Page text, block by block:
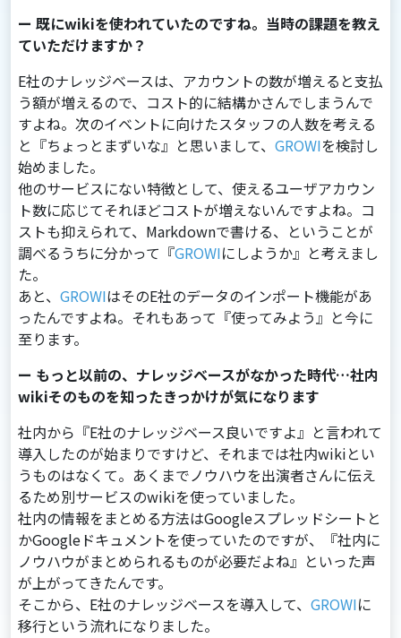
ー 既にwikiを使われていたのですね。当時の課題を教え
ていただけますか？
E社のナレッジベースは、アカウントの数が増えると⽀払
う額が増えるので、コスト的に結構かさんでしまうんで
すよね。次のイベントに向けたスタッフの⼈数を考える
と『ちょっとまずいな』と思いまして、 GROWIを検討し
始めました。
他のサービスにない特徴として、使えるユーザアカウン
ト数に応じてそれほどコストが増えないんですよね。コ
ストも抑えられて、Markdownで書ける、ということが
調べるうちに分かって『GROWIにしようか』と考えまし
た。
あと、 GROWIはそのE社のデータのインポート機能があ
ったんですよね。それもあって『使ってみよう』と今に
⾄ります。
ー もっと以前の、ナレッジベースがなかった時代…社内
wikiそのものを知ったきっかけが気になります
社内から『E社のナレッジベース良いですよ』と⾔われて
導⼊したのが始まりですけど、それまでは社内wikiとい
うものはなくて。あくまでノウハウを出演者さんに伝え
るため別サービスのwikiを使っていました。
社内の情報をまとめる⽅法はGoogleスプレッドシートと
かGoogleドキュメントを使っていたのですが、『社内に
ノウハウがまとめられるものが必要だよね』といった声
が上がってきたんです。
そこから、E社のナレッジベースを導⼊して、 GROWIに
移⾏という流れになりました。